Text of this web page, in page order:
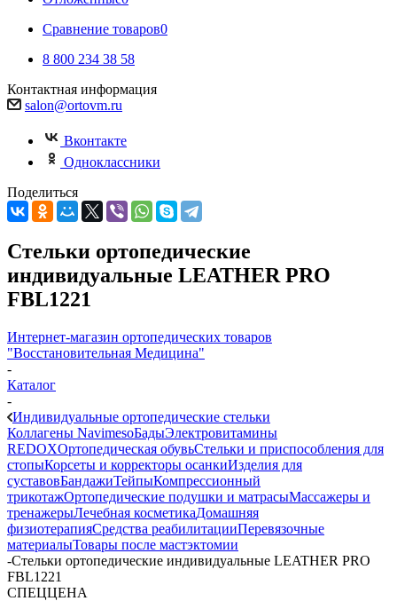
Сравнение товаров0
8 800 234 38 58
Контактная информация
salon@ortovm.ru
Вконтакте
Одноклассники
Поделиться
Стельки ортопедические
индивидуальные LEATHER PRO
FBL1221
Интернет-магазин ортопедических товаров
"Восстановительная Медицина"
-
Каталог
-
Индивидуальные ортопедические стельки
Коллагены NavimesoБадыЭлектровитамины
REDOXОртопедическая обувьСтельки и приспособления для
стопыКорсеты и корректоры осанкиИзделия для
суставовБандажиТейпыКомпрессионный
трикотажОртопедические подушки и матрасыМассажеры и
тренажерыЛечебная косметикаДомашняя
физиотерапияСредства реабилитацииПеревязочные
материалыТовары после мастэктомии
-Стельки ортопедические индивидуальные LEATHER PRO
FBL1221
СПЕЦЦЕНА